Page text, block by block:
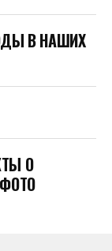
В НАШИХ
О